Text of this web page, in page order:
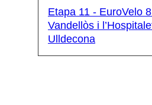
Etapa 11 - EuroVelo
Vandellòs i
Ulldecona